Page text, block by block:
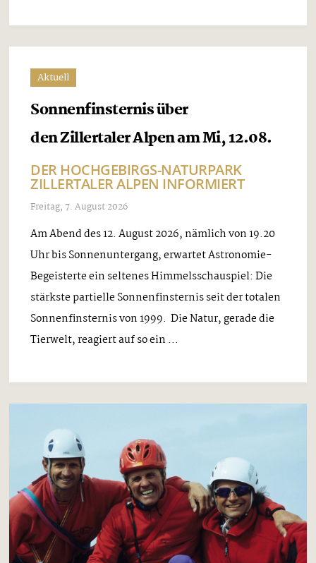
Aktuell
Sonnenfinsternis über
den Zillertaler Alpen am Mi, 12.08.
DER HOCHGEBIRGS-NATURPARK
ZILLERTALER ALPEN INFORMIERT
Freitag, 7. August 2026
Am Abend des 12. August 2026, nämlich von 19.20
Uhr bis Sonnenuntergang, erwartet Astronomie-
Begeisterte ein seltenes Himmelsschauspiel: Die
stärkste partielle Sonnenfinsternis seit der totalen
Sonnenfinsternis von 1999. Die Natur, gerade die
Tierwelt, reagiert auf so ein ...